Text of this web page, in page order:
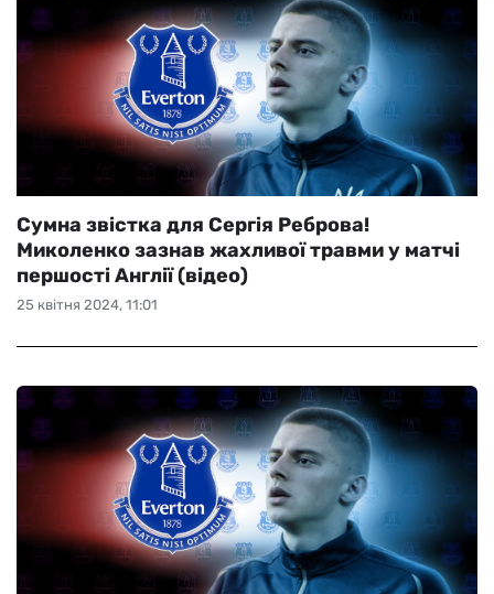
25 квітня 2024, 11:01
Сумна звістка для Сергія Реброва!
Миколенко зазнав жахливої травми у матчі
першості Англії (відео)